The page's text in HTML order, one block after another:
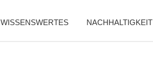
WISSENSWERTES NACHHALTIGKEIT